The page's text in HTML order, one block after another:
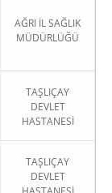
AĞRI İL SAĞLIK
MÜDÜRLÜĞÜ
TAŞLIÇAY
DEVLET
HASTANESİ
TAŞLIÇAY
DEVLET